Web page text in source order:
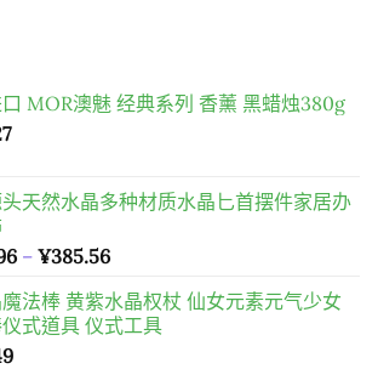
MOR澳魅 经典系列 香薰 黑蜡烛380g
天然水晶多种材质水晶匕首摆件家居办
– ¥385.56價
範
圍：
法棒 黄紫水晶权杖 仙女元素元气少女
式道具 仪式工具